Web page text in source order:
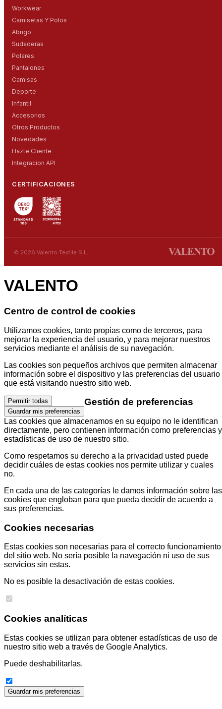
Workwear
Camisetas Y Polos
Abrigo
Sudaderas
Polares
Pantalones
Camisas
Deporte
Infantil
Accesorios
Otros Productos
Novedades
Hazte Cliente
Integracion API
CERTIFICACIONES
© 2026 Valento Textile S.L.
VALENTO
Centro de control de cookies
Utilizamos cookies, tanto propias como de terceros, para
mejorar la experiencia del usuario, y para mejorar nuestros
servicios mediante el análisis de su navegación.
Las cookies son pequeños archivos que permiten almacenar
información sobre el dispositivo y las preferencias del usuario
que está visitando nuestro sitio web.
Permitir todas
Guardar mis preferencias
Gestión de preferencias
Las cookies que almacenamos en su equipo no le identifican
directamente, pero contienen información como preferencias y
estadísticas de uso de nuestro sitio.
Como respetamos su derecho a la privacidad usted puede
decidir cuáles de estas cookies nos permite utilizar y cuales
no.
En cada una de las categorías le damos información sobre las
cookies que engloban para que pueda decidir de acuerdo a
sus preferencias.
Cookies necesarias
Estas cookies son necesarias para el correcto funcionamiento
del sitio web. No sería posible la navegación ni uso de sus
servicios sin estas.
No es posible la desactivación de estas cookies.
Cookies analíticas
Estas cookies se utilizan para obtener estadísticas de uso de
nuestro sitio web a través de Google Analytics.
Puede deshabilitarlas.
Guardar mis preferencias